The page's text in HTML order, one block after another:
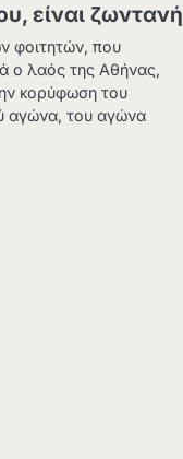
είναι ζωντανή
φοιτητών, που
ο λαός της Αθήνας,
κορύφωση του
αγώνα, του αγώνα